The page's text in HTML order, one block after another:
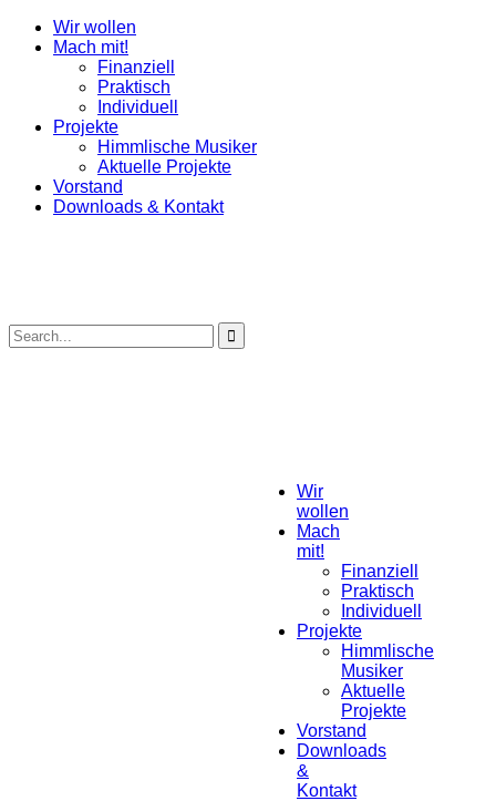
Wir wollen
Mach mit!
Finanziell
Praktisch
Individuell
Projekte
Himmlische Musiker
Aktuelle Projekte
Vorstand
Downloads & Kontakt
Wir
wollen
Mach
mit!
Finanziell
Praktisch
Individuell
Projekte
Himmlische
Musiker
Aktuelle
Projekte
Vorstand
Downloads
&
Kontakt